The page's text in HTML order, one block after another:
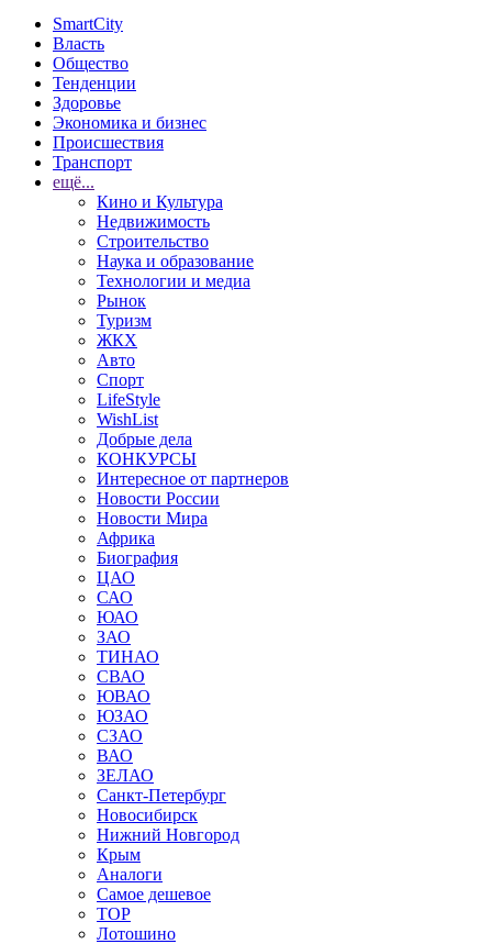
SmartCity
Власть
Общество
Тенденции
Здоровье
Экономика и бизнес
Происшествия
Транспорт
ещё...
Кино и Культура
Недвижимость
Строительство
Наука и образование
Технологии и медиа
Рынок
Туризм
ЖКХ
Авто
Спорт
LifeStyle
WishList
Добрые дела
КОНКУРСЫ
Интересное от партнеров
Новости России
Новости Мира
Африка
Биография
ЦАО
САО
ЮАО
ЗАО
ТИНАО
СВАО
ЮВАО
ЮЗАО
СЗАО
ВАО
ЗЕЛАО
Санкт-Петербург
Новосибирск
Нижний Новгород
Крым
Аналоги
Самое дешевое
TOP
Лотошино